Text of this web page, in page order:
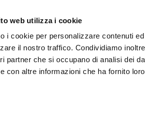
web utilizza i cookie
i cookie per personalizzare contenuti
il nostro traffico. Condividiamo
partner che si occupano di analisi dei
con altre informazioni che ha fornito